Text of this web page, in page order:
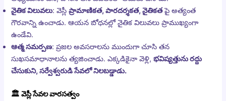
నైతిక విలువలు: వెస్లీప్రామాణికత, పారదర్శకత, నైతికతపై అత్యంత
గౌరవాన్ని ఉంచాడు. ఆయన బోధనల్లో నైతిక విలువలు ప్రాముఖ్యంగా
ఉండేవి.
ఆత్మ సమర్పణ: ప్రజల అవసరాలను ముందుగా చూసి తన
సుఖసమాధానాలను త్యజించాడు. ఎక్కడికైనా వెళ్లి,భవిష్యత్తును రద్దు
చేసుకుని, సర్వేశ్వరుడి సేవలో నిలబడ్డాడు.
🏛️వెస్లీ సేవల వారసత్వం